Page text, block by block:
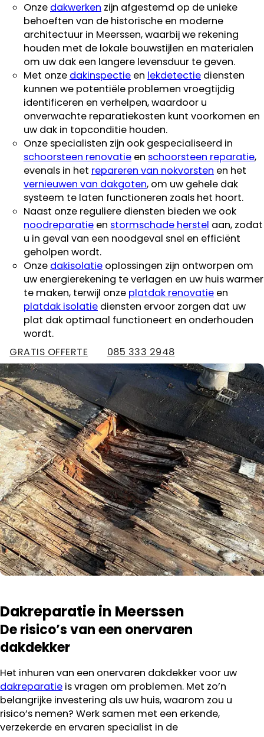
Onze dakwerken zijn afgestemd op de unieke
behoeften van de historische en moderne
architectuur in Meerssen, waarbij we rekening
houden met de lokale bouwstijlen en materialen
om uw dak een langere levensduur te geven.
Met onze dakinspectie en lekdetectie diensten
kunnen we potentiële problemen vroegtijdig
identificeren en verhelpen, waardoor u
onverwachte reparatiekosten kunt voorkomen en
uw dak in topconditie houden.
Onze specialisten zijn ook gespecialiseerd in
schoorsteen renovatie en schoorsteen reparatie,
evenals in het repareren van nokvorsten en het
vernieuwen van dakgoten, om uw gehele dak
systeem te laten functioneren zoals het hoort.
Naast onze reguliere diensten bieden we ook
noodreparatie en stormschade herstel aan, zodat
u in geval van een noodgeval snel en efficiënt
geholpen wordt.
Onze dakisolatie oplossingen zijn ontworpen om
uw energierekening te verlagen en uw huis warmer
te maken, terwijl onze platdak renovatie en
platdak isolatie diensten ervoor zorgen dat uw
plat dak optimaal functioneert en onderhouden
wordt.
GRATIS OFFERTE
085 333 2948
Dakreparatie in Meerssen
De risico’s van een onervaren
dakdekker
Het inhuren van een onervaren dakdekker voor uw
dakreparatie is vragen om problemen. Met zo’n
belangrijke investering als uw huis, waarom zou u
risico’s nemen? Werk samen met een erkende,
verzekerde en ervaren specialist in de